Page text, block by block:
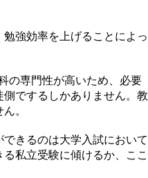
強効率を上げることによっ
の専門性が高いため、必要
でするしかありません。教
。
きるのは大学入試において
私立受験に傾けるか、ここ